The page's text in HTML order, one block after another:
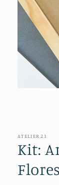
ventana
modal
ATELIER 21
Kit: